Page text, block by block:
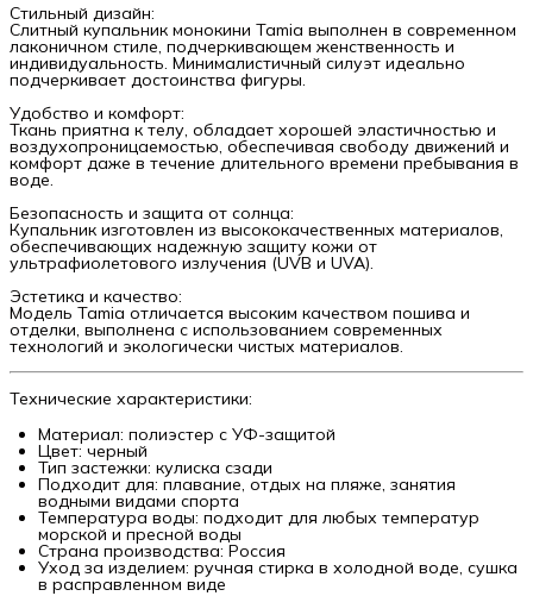
Стильный дизайн:
Слитный купальник монокини Tamia выполнен в современном
лаконичном стиле, подчеркивающем женственность и
индивидуальность. Минималистичный силуэт идеально
подчеркивает достоинства фигуры.
Удобство и комфорт:
Ткань приятна к телу, обладает хорошей эластичностью и
воздухопроницаемостью, обеспечивая свободу движений и
комфорт даже в течение длительного времени пребывания в
воде.
Безопасность и защита от солнца:
Купальник изготовлен из высококачественных материалов,
обеспечивающих надежную защиту кожи от
ультрафиолетового излучения (UVB и UVA).
Эстетика и качество:
Модель Tamia отличается высоким качеством пошива и
отделки, выполнена с использованием современных
технологий и экологически чистых материалов.
Технические характеристики:
Материал: полиэстер с УФ-защитой
Цвет: черный
Тип застежки: кулиска сзади
Подходит для: плавание, отдых на пляже, занятия
водными видами спорта
Температура воды: подходит для любых температур
морской и пресной воды
Страна производства: Россия
Уход за изделием: ручная стирка в холодной воде, сушка
в расправленном виде